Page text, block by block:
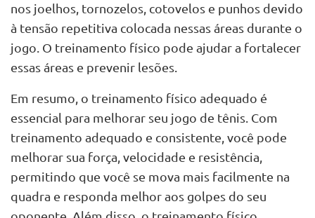
nos joelhos, tornozelos, cotovelos e punhos devido
à tensão repetitiva colocada nessas áreas durante o
jogo. O treinamento físico pode ajudar a fortalecer
essas áreas e prevenir lesões.
Em resumo, o treinamento físico adequado é
essencial para melhorar seu jogo de tênis. Com
treinamento adequado e consistente, você pode
melhorar sua força, velocidade e resistência,
permitindo que você se mova mais facilmente na
quadra e responda melhor aos golpes do seu